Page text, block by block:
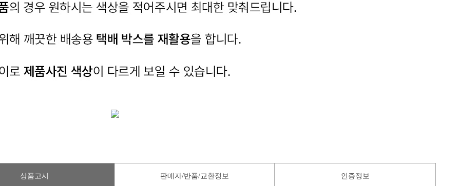
상품고시 판매자/반품/교환정보 인증정보